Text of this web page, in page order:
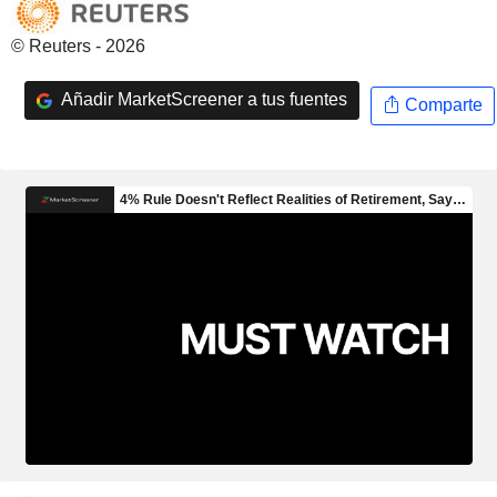
© Reuters - 2026
Añadir MarketScreener a tus fuentes Comparte